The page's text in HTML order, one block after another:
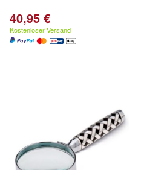
40,95 €
Kostenloser Versand